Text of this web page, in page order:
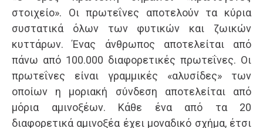
στοιχείο». Οι πρωτεΐνες αποτελούν τα κύρια
συστατικά όλων των φυτικών και ζωικών
κυττάρων. Ένας άνθρωπος αποτελείται από
πάνω από 100.000 διαφορετικές πρωτεΐνες. Οι
πρωτεΐνες είναι γραμμικές «αλυσίδες» των
οποίων η μοριακή σύνδεση αποτελείται από
μόρια αμινοξέων. Κάθε ένα από τα 20
διαφορετικά αμινοξέα έχει μοναδικό σχήμα, έτσι